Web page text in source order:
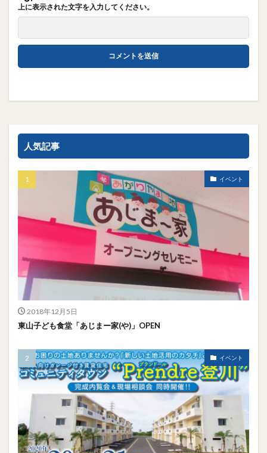
上に表示された文字を入力してください。
人気記事
イベント
2018年12月5日
東山子ども食堂「あじまー家(や)」OPEN
イベント